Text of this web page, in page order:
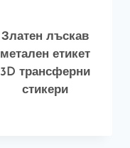
Златен лъскав
метален етикет
3D трансферни
стикери